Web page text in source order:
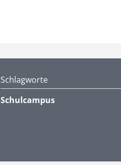
Schlagworte
Schulcampus